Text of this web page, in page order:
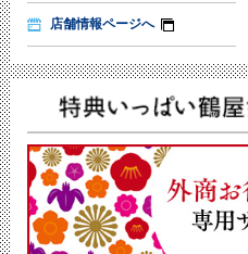
店舗情報ページへ